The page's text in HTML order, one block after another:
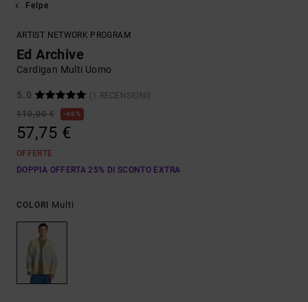
Felpe
ARTIST NETWORK PROGRAM
Ed Archive
Cardigan Multi Uomo
5.0
(1 RECENSIONI)
110,00 €
48%
57,75 €
OFFERTE
DOPPIA OFFERTA 25% DI SCONTO EXTRA
COLORI Multi